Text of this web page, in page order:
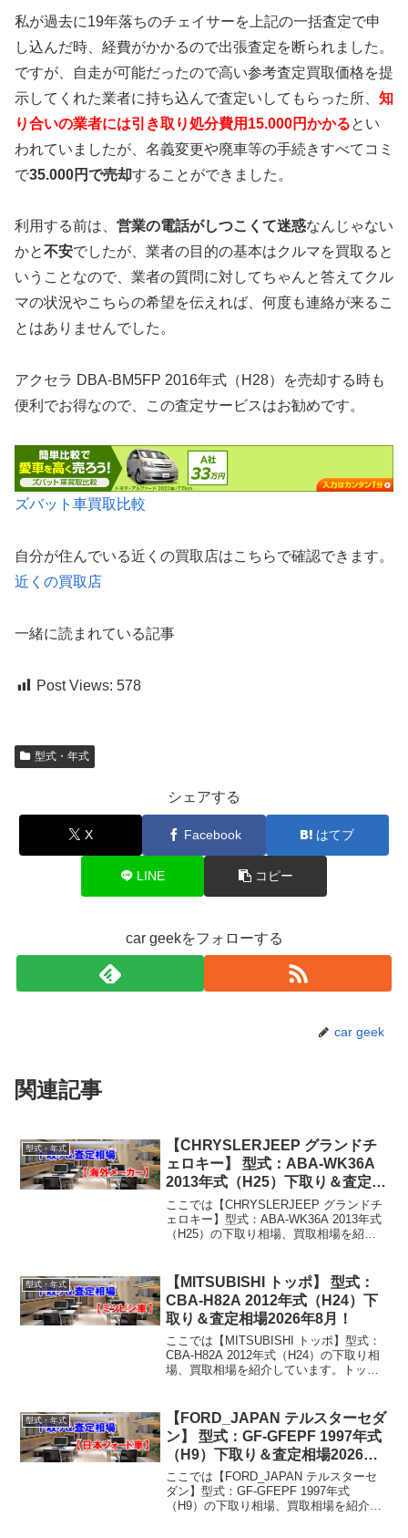
私が過去に19年落ちのチェイサーを上記の一括査定で申
し込んだ時、経費がかかるので出張査定を断られました。
ですが、自走が可能だったので高い参考査定買取価格を提
示してくれた業者に持ち込んで査定いしてもらった所、 知
り合いの業者には引き取り処分費用15.000円かかるとい
われていましたが、名義変更や廃車等の手続きすべてコミ
で35.000円で売却することができました。
利用する前は、 営業の電話がしつこくて迷惑なんじゃない
かと不安でしたが、業者の目的の基本はクルマを買取ると
いうことなので、業者の質問に対してちゃんと答えてクル
マの状況やこちらの希望を伝えれば、何度も連絡が来るこ
とはありませんでした。
アクセラ DBA-BM5FP 2016年式（H28）を売却する時も
便利でお得なので、この査定サービスはお勧めです。
ズバット車買取比較
自分が住んでいる近くの買取店はこちらで確認できます。
近くの買取店
一緒に読まれている記事
Post Views: 578
型式・年式
シェアする
X Facebook はてブ
LINE コピー
car geekをフォローする
car geek
関連記事
型式・年式
【CHRYSLERJEEP グランドチ
ェロキー】 型式：ABA-WK36A
2013年式（H25）下取り＆査定相
場2026年8月！
ここでは【CHRYSLERJEEP グランドチ
ェロキー】型式：ABA-WK36A 2013年式
（H25）の下取り相場、買取相場を紹介
取相場下取り相場：マ...
型式・年式
【MITSUBISHI トッポ】 型式：
CBA-H82A 2012年式（H24）下
取り＆査定相場2026年8月！
ここでは【MITSUBISHI トッポ】型式：
CBA-H82A 2012年式（H24）の下取り相
場、買取相場を紹介しています。トッポ
～79万円買取り相場...
型式・年式
【FORD_JAPAN テルスターセダ
ン】 型式：GF-GFEPF 1997年式
（H9）下取り＆査定相場2026年8
月！
ここでは【FORD_JAPAN テルスターセ
ダン】型式：GF-GFEPF 1997年式
（H9）の下取り相場、買取相場を紹介し